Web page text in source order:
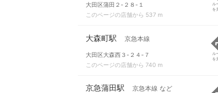
大田区蒲田２-２８-１
このページの店舗から 537 m
ル
を
大森町駅 京急本線
大田区大森西３-２４-７
このページの店舗から 740 m
ル
を
京急蒲田駅 京急本線 など